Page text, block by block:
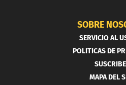
SOBRE
SERVICIO AL
POLITICAS DE
MAPA DEL